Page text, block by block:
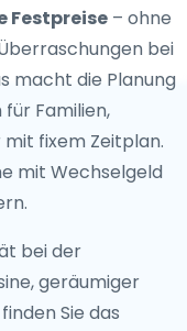
Festpreise – ohne
bei
macht die Planung
Familien,
fixem Zeitplan.
mit Wechselgeld
bei der
geräumiger
Sie das